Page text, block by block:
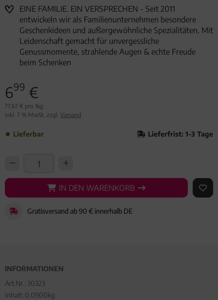
EINE FAMILIE. EIN VERSPRECHEN - Seit 2011
entwickeln wir als Familienunternehmen besondere
Geschenkideen und außergewöhnliche Spezialitäten. Mit
Leidenschaft gemacht für unvergessliche
Genussmomente, strahlende Augen & echte Freude
beim Schenken
699 €
77,67 € pro 1kg
inkl. 7 % MwSt. zzgl. Versand
Lieferbar Lieferfrist: 1-3 Tage
IN DEN WARENKORB
IN DEN WARENKORB AUF
Gratisversand ab 90 € innerhalb DE
INFORMATIONEN
Art.Nr.: 30323
Inhalt: 0.0900kg